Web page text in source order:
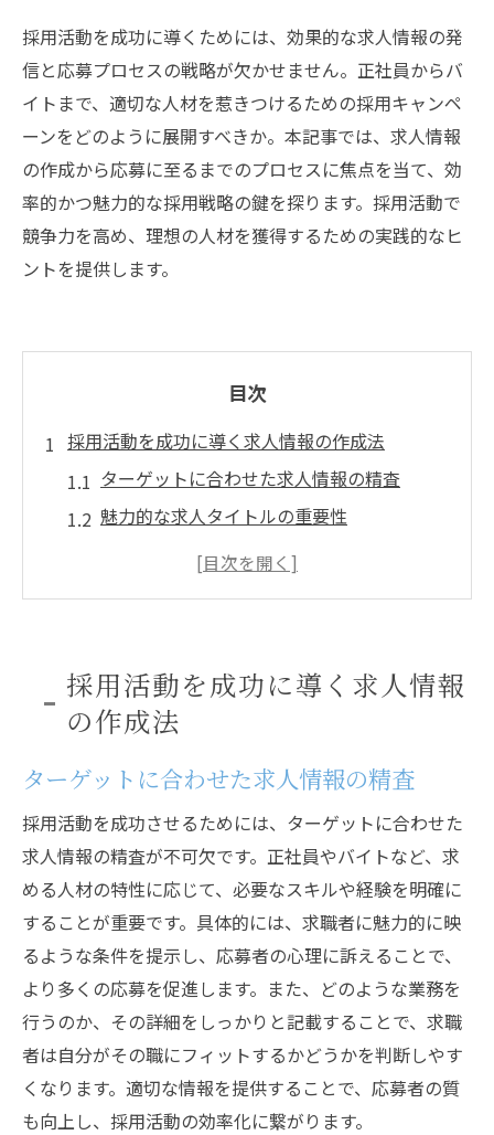
採用活動を成功に導くためには、効果的な求人情報の発
信と応募プロセスの戦略が欠かせません。正社員からバ
イトまで、適切な人材を惹きつけるための採用キャンペ
ーンをどのように展開すべきか。本記事では、求人情報
の作成から応募に至るまでのプロセスに焦点を当て、効
率的かつ魅力的な採用戦略の鍵を探ります。採用活動で
競争力を高め、理想の人材を獲得するための実践的なヒ
ントを提供します。
目次
採用活動を成功に導く求人情報の作成法
ターゲットに合わせた求人情報の精査
魅力的な求人タイトルの重要性
求人の詳細情報を充実させる方法
SEO対策を施した求人情報の作成
応募者を惹きつける採用キャンペーンのポイン
ト
応募者の興味を引くメッセージ作り
効果的なビジュアルの活用法
オンラインキャンペーンの成功事例
ソーシャルメディアの活用術
ターゲット層に合わせた媒体選定
キャンペーンのタイミングと頻度
求人から応募までのプロセスを最適化する方法
応募フォームの簡略化
応募者追跡システムの導入
迅速な応募者対応のコツ
採用活動を成功に導く求人情報
の作成法
ターゲットに合わせた求人情報の精査
採用活動を成功させるためには、ターゲットに合わせた
求人情報の精査が不可欠です。正社員やバイトなど、求
める人材の特性に応じて、必要なスキルや経験を明確に
することが重要です。具体的には、求職者に魅力的に映
るような条件を提示し、応募者の心理に訴えることで、
より多くの応募を促進します。また、どのような業務を
行うのか、その詳細をしっかりと記載することで、求職
者は自分がその職にフィットするかどうかを判断しやす
くなります。適切な情報を提供することで、応募者の質
も向上し、採用活動の効率化に繋がります。